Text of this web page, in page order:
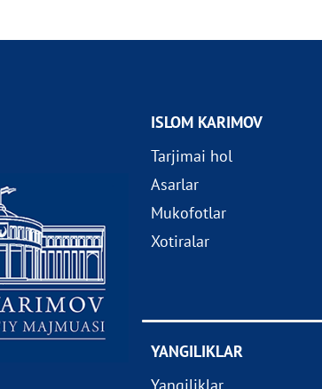
ISLOM KARIMOV
Tarjimai hol
Asarlar
Mukofotlar
Xotiralar
YANGILIKLAR